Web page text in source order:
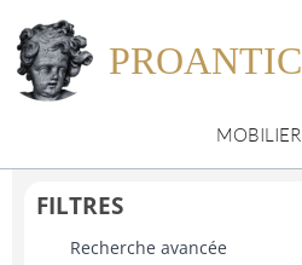
PROANTIC
MOBILIER
FILTRES
Recherche avancée